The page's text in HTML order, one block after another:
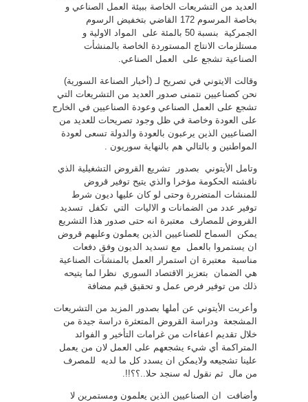
العديد من التشريعات الخاصة ببيئة العمل الصناعي و
بخاصة المرسوم 172 القاضي بتخفيض الرسوم
الجمركية بنسبة 50 بالمئة على المواد الاولية و
مستلزمات الانتاج المستوردة الخاصة بالمنشأت
الصناعية تشجع على العمل الصناعي.
وقالت الايتوني في تصريح لـ (أخبار الصناعة السورية)
نحن كصناعيين نتمنى صدور العديد من التشريعات التي
تشجع على العمل الصناعي وعودة الصناعيين في الخارج
على العودة وخاصة في ظل وجود تصريحات للعديد من
الصناعيين الذين يرعبون بالعودة والدولة تسعى لعودة
المواطنين و بالتالي هم بالنهاية سوريون .
وتامل الأيتوني بصدور تشريع القروض التشغيلية الذي
ناقشته الحكومة مؤخرا والذي يتيح توفير قروض
للمنشات المتضررة وحتى لو كان عليها ديون شرط
توفير عدد من الضمانات و الاليات التي تكفل تسديد
القروض للمصارف معتبرة انه حتى صدور هذا التشريع
يمكن السماح للصناعيين الذين يعملون وعليهم قروض
ان يستمروا بالعمل مع تسديد الديون وفق دفعات
مناسبة معتبرة ان استمرار العمل بالمنشآت الصناعية
هي الضمان بتعزيز الاقتصاد السوري نظرا لما يتيحه
ذلك من توفير فرص عمل و تحقيق قيم مضافة
وأعربت الأيتوني عن أملها بصدور المزيد من التشريعات
المشجعة ودراسة القروض المتعثرة دراسة جيدة من
خلال تقديم اعفاءات من غرامات التأخير و الفوائد
المتراكمة أي شيء يشجعهم على العمل لان من يعمل
علينا تشجيعه ولايمكن ان يسدد كل ما لديه للمصرف
من مال ثم نقول له سنجد حلا..؟؟!!.
وأضافت ان الصناعيين الذين يعلمون ومستمرين لا